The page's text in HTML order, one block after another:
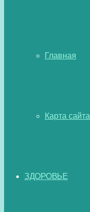
Главная
Карта сайта
ЗДОРОВЬЕ